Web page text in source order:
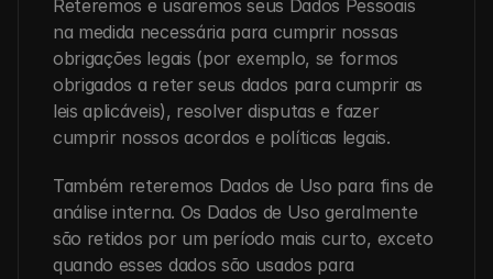
Reteremos e usaremos seus Dados Pessoais
na medida necessária para cumprir nossas
obrigações legais (por exemplo, se formos
obrigados a reter seus dados para cumprir as
leis aplicáveis), resolver disputas e fazer
cumprir nossos acordos e políticas legais.
Também reteremos Dados de Uso para fins de
análise interna. Os Dados de Uso geralmente
são retidos por um período mais curto, exceto
quando esses dados são usados para